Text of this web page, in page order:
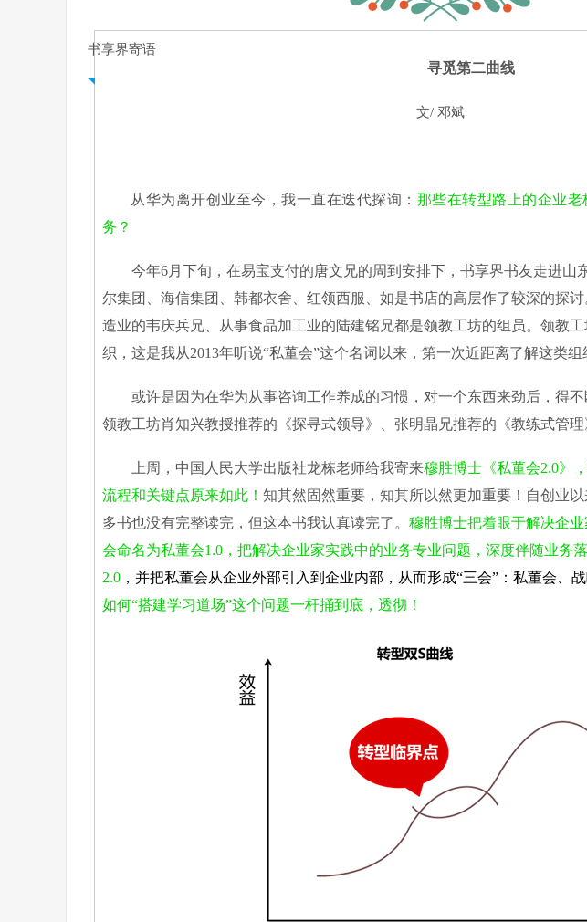
书享界寄语
寻觅第二曲线
文/ 邓斌
从华为离开创业至今，我一直在迭代探询： 那些在转型路上的企业
务？
今年6月下旬，在易宝支付的唐文兄的周到安排下，书享界书友走进山
尔集团、海信集团、韩都衣舍、红领西服、如是书店的高层作了较深的探
造业的韦庆兵兄、从事食品加工业的陆建铭兄都是领教工坊的组员。领教
织，这是我从2013年听说“私董会”这个名词以来，第一次近距离了解这类组
或许是因为在华为从事咨询工作养成的习惯，对一个东西来劲后，得不
领教工坊肖知兴教授推荐的《探寻式领导》、张明晶兄推荐的《教练式管理
上周，中国人民大学出版社龙栋老师给我寄来穆胜博士《私董会2.0》
流程和关键点原来如此！ 知其然固然重要，知其所以然更加重要！自创业
多书也没有完整读完，但这本书我认真读完了。 穆胜博士把着眼于解决企
会命名为私董会1.0，把解决企业家实践中的业务专业问题，深度伴随业务
2.0 ，并把私董会从企业外部引入到企业内部，从而形成“三会”：私董会、战
如何“搭建学习道场”这个问题一杆捅到底，透彻！